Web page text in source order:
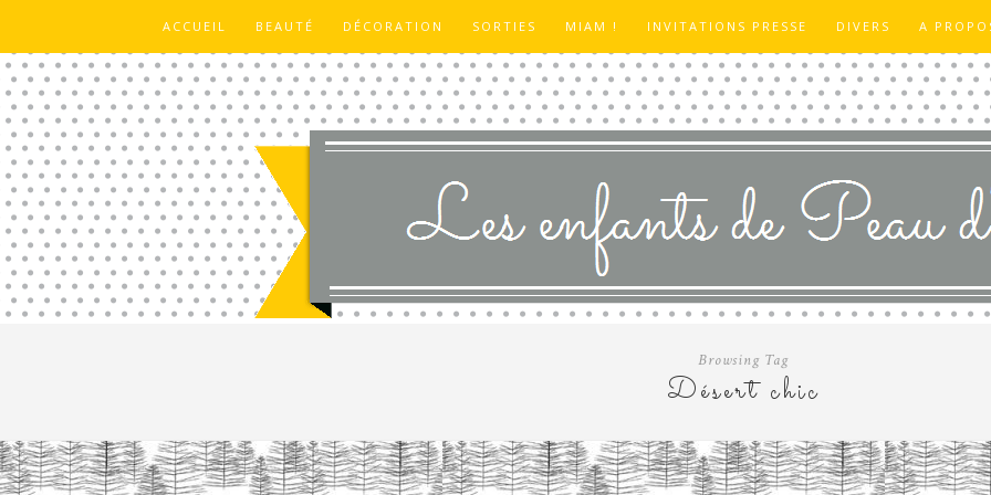
ACCUEIL BEAUTÉ DÉCORATION SORTIES MIAM ! INVITATIONS PRESSE DIVERS A
Browsing Tag
Désert chic